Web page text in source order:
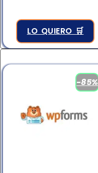
LO QUIERO 🛒
-85%